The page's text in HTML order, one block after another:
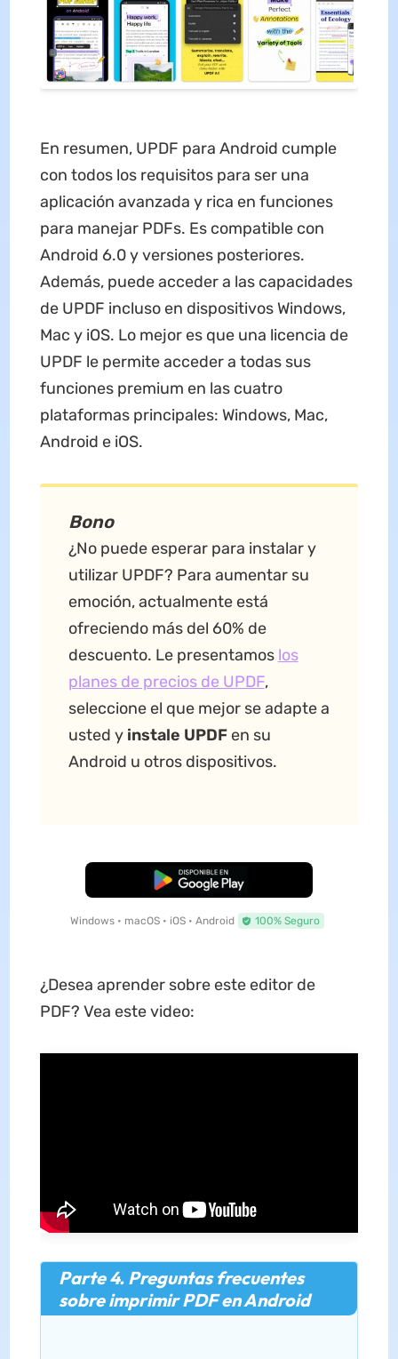
En resumen, UPDF para Android cumple
con todos los requisitos para ser una
aplicación avanzada y rica en funciones
para manejar PDFs. Es compatible con
Android 6.0 y versiones posteriores.
Además, puede acceder a las capacidades
de UPDF incluso en dispositivos Windows,
Mac y iOS. Lo mejor es que una licencia de
UPDF le permite acceder a todas sus
funciones premium en las cuatro
plataformas principales: Windows, Mac,
Android e iOS.
Bono
¿No puede esperar para instalar y
utilizar UPDF? Para aumentar su
emoción, actualmente está
ofreciendo más del 60% de
descuento. Le presentamos los
planes de precios de UPDF,
seleccione el que mejor se adapte a
usted y instale UPDFen su
Android u otros dispositivos.
Descarga Gratuita
Windows • macOS • iOS • Android 100% Seguro
¿Desea aprender sobre este editor de
PDF? Vea este video:
Parte 4. Preguntas frecuentes
sobre imprimir PDF en Android